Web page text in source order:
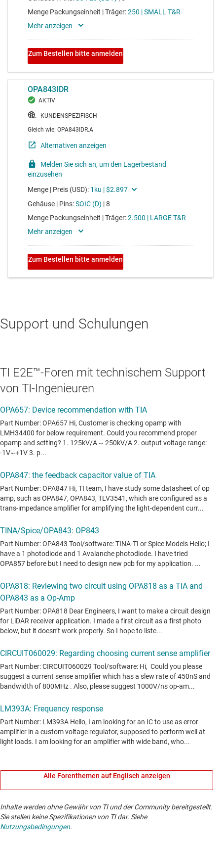
Support und Schulungen
TI E2E™-Foren mit technischem Support
von TI-Ingenieuren
Alle Forenthemen auf Englisch anzeigen
Inhalte werden ohne Gewähr von TI und der Community bereitgestellt.
Sie stellen keine Spezifikationen von TI dar. Siehe
Nutzungsbedingungen.